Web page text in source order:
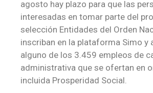
agosto hay plazo para que las
interesadas en tomar parte del
selección Entidades del Orden
inscriban en la plataforma Simo y
alguno de los 3.459 empleos de
administrativa que se ofertan en
incluida Prosperidad Social.